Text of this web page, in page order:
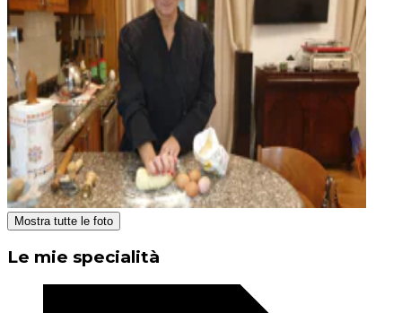
Mostra tutte le foto
Le mie specialità